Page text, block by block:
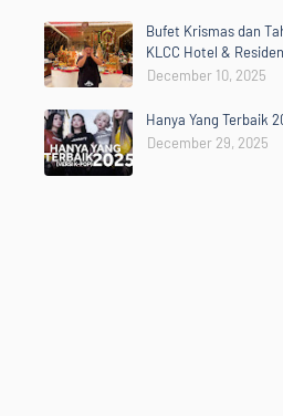
Bufet Krismas dan
KLCC Hotel &
December 10, 2025
Hanya Yang Terbaik
December 29, 2025